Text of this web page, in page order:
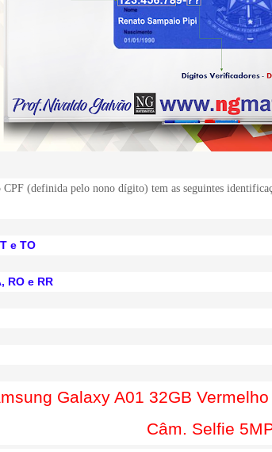
(definida pelo nono dígito) tem as seguintes
e TO
RO e RR
Galaxy A01 32GB
Câm. Selfie